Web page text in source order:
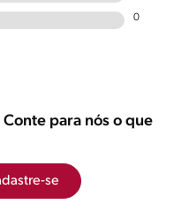
0
para nós o que
se